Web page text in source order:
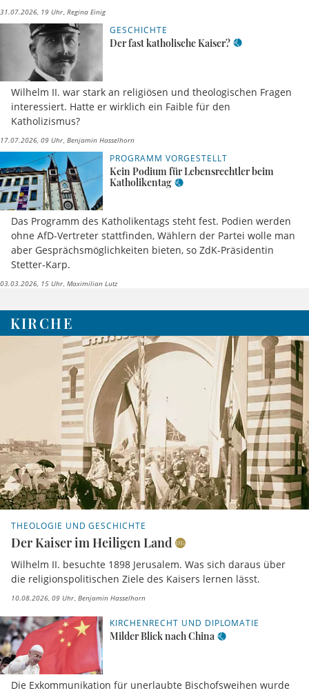
31.07.2026, 19 Uhr Regina Einig
GESCHICHTE
Der fast katholische Kaiser?
Wilhelm II. war stark an religiösen und theologischen Fragen
interessiert. Hatte er wirklich ein Faible für den
Katholizismus?
17.07.2026, 09 Uhr Benjamin Hasselhorn
PROGRAMM VORGESTELLT
Kein Podium für Lebensrechtler beim
Katholikentag
Das Programm des Katholikentags steht fest. Podien werden
ohne AfD-Vertreter stattfinden, Wählern der Partei wolle man
aber Gesprächsmöglichkeiten bieten, so ZdK-Präsidentin
Stetter-Karp.
03.03.2026, 15 Uhr Maximilian Lutz
KIRCHE
THEOLOGIE UND GESCHICHTE
Der Kaiser im Heiligen Land
Wilhelm II. besuchte 1898 Jerusalem. Was sich daraus über
die religionspolitischen Ziele des Kaisers lernen lässt.
10.08.2026, 09 Uhr Benjamin Hasselhorn
KIRCHENRECHT UND DIPLOMATIE
Milder Blick nach China
Die Exkommunikation für unerlaubte Bischofsweihen wurde